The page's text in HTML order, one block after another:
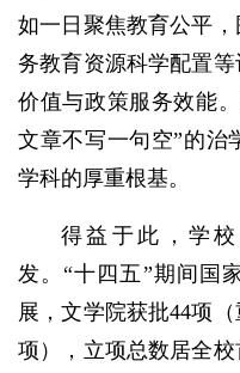
如一日聚焦教育公平
务教育资源科学配置
价值与政策服务效能
文章不写一句空”的治
学科的厚重根基。
得益于此，学
发。“十四五”期间国
展，文学院获批44项
项），立项总数居全